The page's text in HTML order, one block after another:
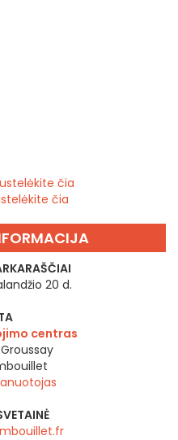
čia
čia
20 d.
centras